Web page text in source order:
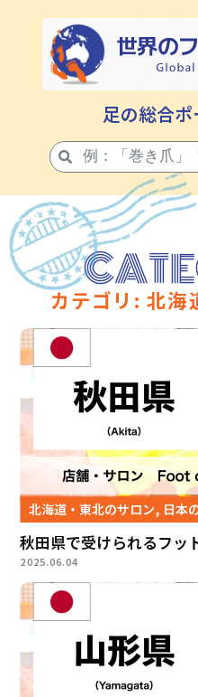
足の総合
カテゴリ: 北海
北海道・東北のサロン, 日本
秋田県で受けられるフッ
2025.06.04